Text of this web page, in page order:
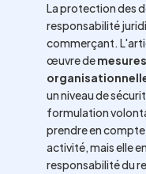
La protection des
responsabilité
commerçant.
œuvre de
un niveau de
formulation
prendre en
activité, mais elle
responsabilité du